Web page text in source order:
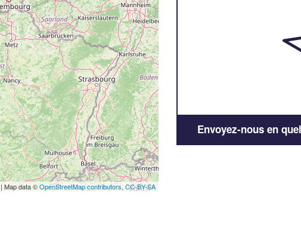
| Map data ©OpenStreetMap contributors, CC-BY-SA
Envoyez-nous en